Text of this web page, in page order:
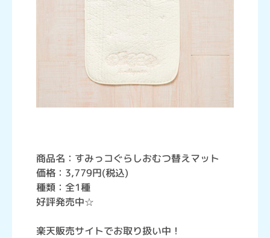
商品名：すみっコぐらしおむつ替えマット
価格：3,779円(税込)
種類：全1種
好評発売中☆
楽天販売サイトでお取り扱い中！